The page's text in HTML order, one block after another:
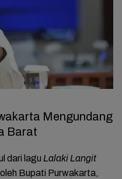
Mengundang
Barat
dari lagu Lalaki Langit
Bupati Purwakarta,